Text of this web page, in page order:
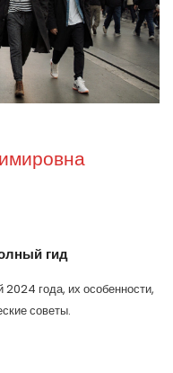
гид
года, их особенности,
советы.